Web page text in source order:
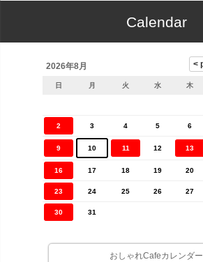
Calendar
2026年8月
日 月 火 水 木
2 3 4 5 6
9 10 11 12 13
16 17 18 19 20
23 24 25 26 27
30 31
おしゃれCafeカレンダー